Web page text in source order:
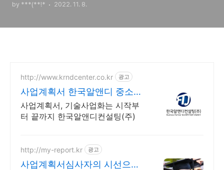
by ***(**!* 2022. 11. 8.
http://www.krndcenter.co.kr 광고
사업계획서 한국알앤디 중소기
업상담회사
사업계획서, 기술사업화는 시작부
터 끝까지 한국알앤디컨설팅(주)
http://my-report.kr 광고
사업계획서심사자의 시선으로!